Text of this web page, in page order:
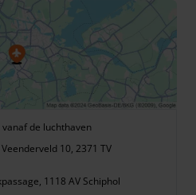
vanaf de luchthaven
Veenderveld 10, 2371 TV
1118 AV Schiphol